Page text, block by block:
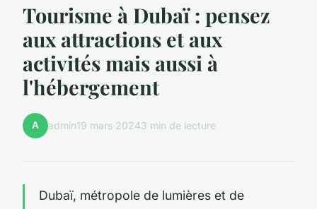
Tourisme à Dubaï : pensez
aux attractions et aux
activités mais aussi à
l'hébergement
A admin19 mars 20243 min de lecture
Dubaï, métropole de lumières et de